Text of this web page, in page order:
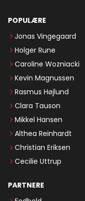
POPULÆRE
Jonas Vingegaard
Holger Rune
Caroline Wozniacki
Kevin Magnussen
Rasmus Højlund
Clara Tauson
Mikkel Hansen
Althea Reinhardt
Christian Eriksen
Cecilie Uttrup
PARTNERE